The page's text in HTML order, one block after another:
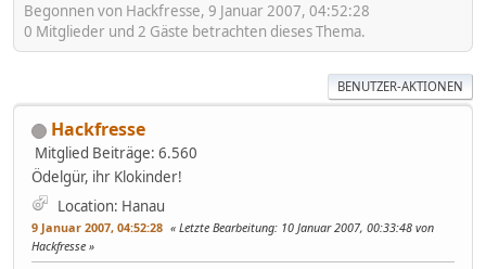
Begonnen von Hackfresse, 9 Januar 2007, 04:52:28
0 Mitglieder und 2 Gäste betrachten dieses Thema.
BENUTZER-AKTIONEN
Hackfresse
Mitglied Beiträge: 6.560
Ödelgür, ihr Klokinder!
Location: Hanau
9 Januar 2007, 04:52:28 Letzte Bearbeitung: 10 Januar 2007, 00:33:48 von
Hackfresse